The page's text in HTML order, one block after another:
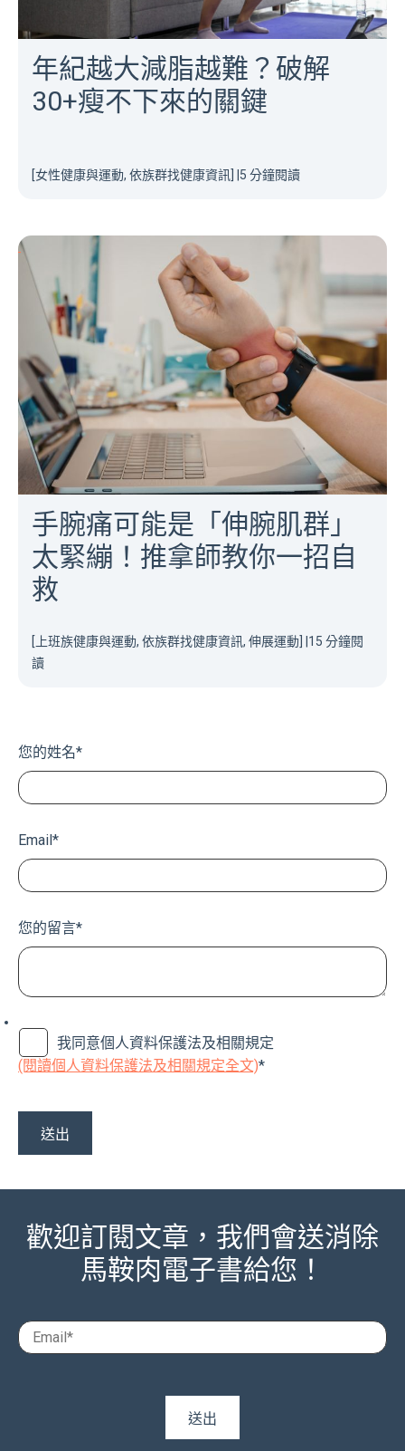
年紀越大減脂越難？破解
30+瘦不下來的關鍵
[女性健康與運動, 依族群找健康資訊] 5 分鐘閱讀
手腕痛可能是「伸腕肌群」
太緊繃！推拿師教你一招自
救
[上班族健康與運動, 依族群找健康資訊, 伸展運動]
15 分鐘閱
讀
您的姓名*
Email*
您的留言*
我同意個人資料保護法及相關規定
(閱讀個人資料保護法及相關規定全文)*
歡迎訂閱文章，我們會送消除
馬鞍肉電子書給您！